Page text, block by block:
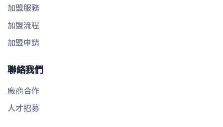
加盟服務
加盟流程
加盟申請
聯絡我們
廠商合作
人才招募